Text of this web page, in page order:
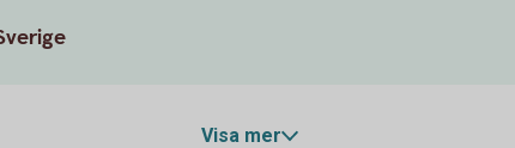
Visa mer